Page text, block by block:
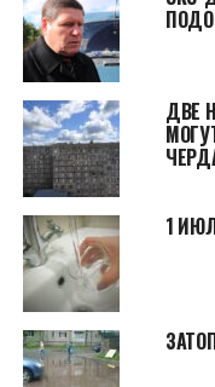
ДВЕ
1